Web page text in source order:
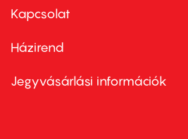
firstKapcsolat
Footer
second
Házirend
Jegyvásárlási információk